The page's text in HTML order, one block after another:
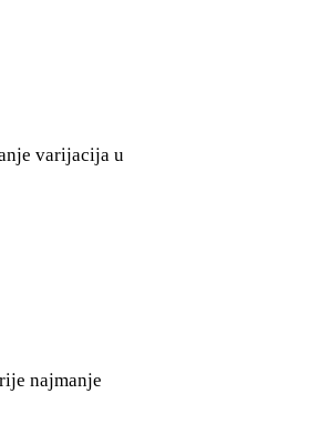
varijacija u
najmanje